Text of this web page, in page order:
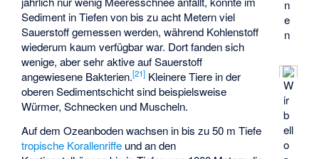
n
e
n
W
ir
b
ell
o
Sediment in Tiefen von bis zu acht Metern viel
Sauerstoff gemessen werden, während Kohlenstoff
wiederum kaum verfügbar war. Dort fanden sich
wenige, aber sehr aktive auf Sauerstoff
angewiesene Bakterien.[21] Kleinere Tiere in der
oberen Sedimentschicht sind beispielsweise
Würmer, Schnecken und Muscheln.
Auf dem Ozeanboden wachsen in bis zu 50 m Tiefe
tropische Korallenriffe und an den